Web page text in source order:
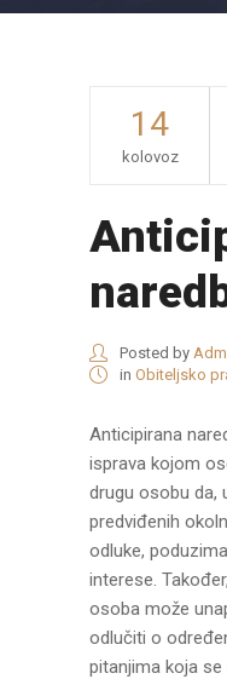
14
kolovoz
Posted by
in Obiteljsko
Anticipirana
isprava kojom
drugu osobu da,
predviđenih
odluke,
interese.
osoba može
odlučiti o
pitanjima koja